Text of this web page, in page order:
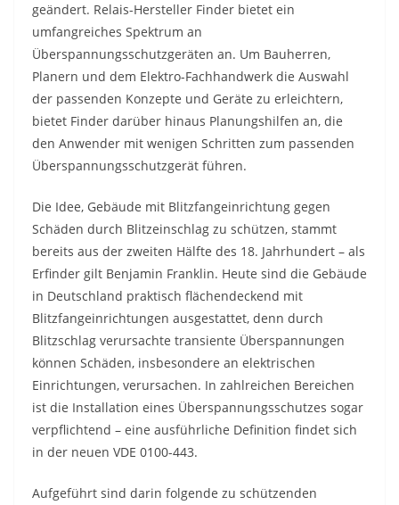
geändert. Relais-Hersteller Finder bietet ein
umfangreiches Spektrum an
Überspannungsschutzgeräten an. Um Bauherren,
Planern und dem Elektro-Fachhandwerk die Auswahl
der passenden Konzepte und Geräte zu erleichtern,
bietet Finder darüber hinaus Planungshilfen an, die
den Anwender mit wenigen Schritten zum passenden
Überspannungsschutzgerät führen.
Die Idee, Gebäude mit Blitzfangeinrichtung gegen
Schäden durch Blitzeinschlag zu schützen, stammt
bereits aus der zweiten Hälfte des 18. Jahrhundert – als
Erfinder gilt Benjamin Franklin. Heute sind die Gebäude
in Deutschland praktisch flächendeckend mit
Blitzfangeinrichtungen ausgestattet, denn durch
Blitzschlag verursachte transiente Überspannungen
können Schäden, insbesondere an elektrischen
Einrichtungen, verursachen. In zahlreichen Bereichen
ist die Installation eines Überspannungsschutzes sogar
verpflichtend – eine ausführliche Definition findet sich
in der neuen VDE 0100-443.
Aufgeführt sind darin folgende zu schützenden